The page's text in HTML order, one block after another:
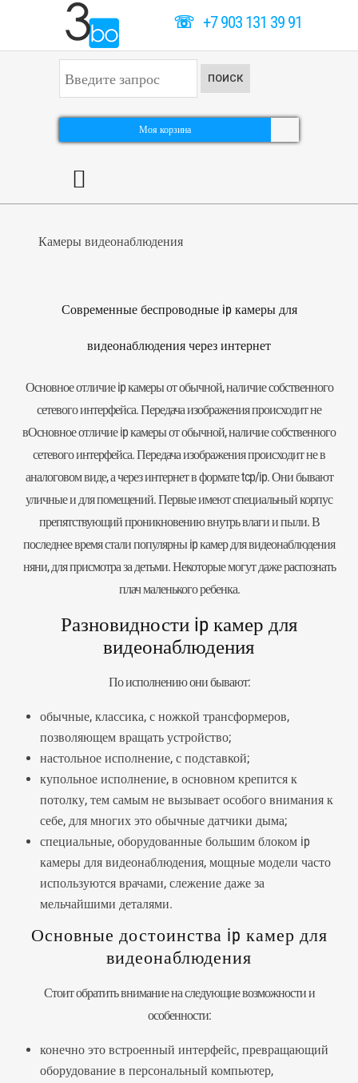
☏+7 903 131 39 91
к
а
ь
ПОИСК
Моя корзина
Камеры видеонаблюдения
Современные беспроводные ip камеры для
видеонаблюдения через интернет
Основное отличие ip камеры от обычной, наличие собственного
сетевого интерфейса. Передача изображения происходит не
вОсновное отличие ip камеры от обычной, наличие собственного
сетевого интерфейса. Передача изображения происходит не в
аналоговом виде, а через интернет в формате tcp/ip. Они бывают
уличные и для помещений. Первые имеют специальный корпус
препятствующий проникновению внутрь влаги и пыли. В
последнее время стали популярны ip камер для видеонаблюдения
няни, для присмотра за детьми. Некоторые могут даже распознать
плач маленького ребенка.
Разновидности ip камер для
видеонаблюдения
По исполнению они бывают:
обычные, классика, с ножкой трансформеров,
позволяющем вращать устройство;
настольное исполнение, с подставкой;
купольное исполнение, в основном крепится к
потолку, тем самым не вызывает особого внимания к
себе, для многих это обычные датчики дыма;
специальные, оборудованные большим блоком ip
камеры для видеонаблюдения, мощные модели часто
используются врачами, слежение даже за
мельчайшими деталями.
Основные достоинства ip камер для
видеонаблюдения
Стоит обратить внимание на следующие возможности и
особенности:
конечно это встроенный интерфейс, превращающий
оборудование в персональный компьютер,